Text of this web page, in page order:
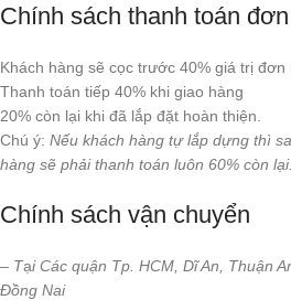
Chính sách thanh toán
Khách hàng sẽ cọc trước 40% giá trị
Thanh toán tiếp 40% khi giao hàng
20% còn lại khi đã lắp đặt hoàn thiện.
Chú ý: Nếu khách hàng tự lắp dựng thì
hàng sẽ phải thanh toán luôn 60% còn lại.
Chính sách vận chuyển
– Tại Các quận Tp. HCM, Dĩ An, Thuận
Đồng Nai